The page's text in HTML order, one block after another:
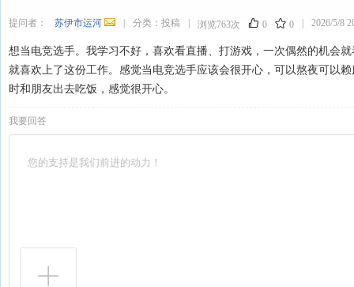
提问者： 苏伊市运河 分类： 投稿 浏览763次 0 0 2026/5/8
想当电竞选手。我学习不好，喜欢看直播、打游戏，一次偶然的机会
就喜欢上了这份工作。感觉当电竞选手应该会很开心，可以熬夜可以
时和朋友出去吃饭，感觉很开心。
我要回答